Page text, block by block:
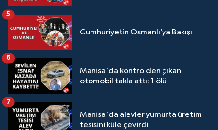
Cumhuriyetin Osmanlı’ya Bakışı
5
Manisa'da kontrolden çıkan
otomobil takla attı: 1 ölü
6
Manisa'da alevler yumurta üretim
tesisini küle çevirdi
7